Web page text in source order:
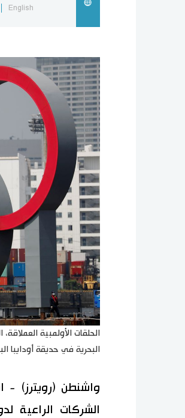
English
الحلقات الأولمبية
البحرية في حديقة أودايبا البحرية في طوكيو،
واشنطن (رويترز) -